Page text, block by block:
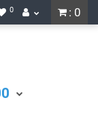
: 0
0